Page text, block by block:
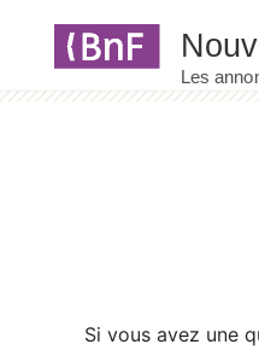
Si vous avez une